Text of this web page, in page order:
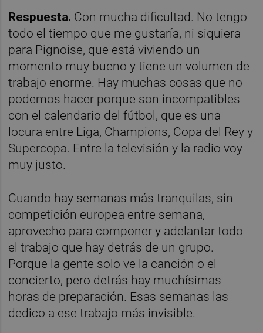
Respuesta. Con mucha dificultad. No tengo
todo el tiempo que me gustaría, ni siquiera
para Pignoise, que está viviendo un
momento muy bueno y tiene un volumen de
trabajo enorme. Hay muchas cosas que no
podemos hacer porque son incompatibles
con el calendario del fútbol, que es una
locura entre Liga, Champions, Copa del Rey y
Supercopa. Entre la televisión y la radio voy
muy justo.
Cuando hay semanas más tranquilas, sin
competición europea entre semana,
aprovecho para componer y adelantar todo
el trabajo que hay detrás de un grupo.
Porque la gente solo ve la canción o el
concierto, pero detrás hay muchísimas
horas de preparación. Esas semanas las
dedico a ese trabajo más invisible.